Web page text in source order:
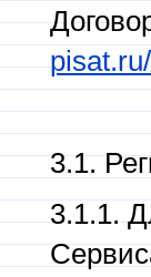
3.1.
3.1.1.